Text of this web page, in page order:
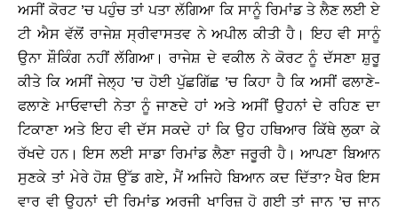
ਅਸੀਂ ਕੋਰਟ ’ਚ ਪਹੁੰਚ ਤਾਂ ਪਤਾ ਲੱਗਿਆ ਕਿ ਸਾਨੂੰ ਰਿਮਾਂਡ ਤੇ ਲੈਣ ਲਈ ਏ
ਟੀ ਐਸ ਵੱਲੋਂ ਰਾਜੇਸ਼ ਸ੍ਰੀਵਾਸਤਵ ਨੇ ਅਪੀਲ ਕੀਤੀ ਹੈ। ਇਹ ਵੀ ਸਾਨੂੰ
ਉਨਾ ਸ਼ੌਕਿੰਗ ਨਹੀਂ ਲੱਗਿਆ। ਰਾਜੇਸ਼ ਦੇ ਵਕੀਲ ਨੇ ਕੋਰਟ ਨੂੰ ਦੱਸਣਾ ਸ਼ੁਰੂ
ਕੀਤੇ ਕਿ ਅਸੀਂ ਜੇਲ੍ਹ ’ਚ ਹੋਈ ਪੁੱਛਗਿੱਛ ’ਚ ਕਿਹਾ ਹੈ ਕਿ ਅਸੀਂ ਫਲਾਣੇ-
ਫਲਾਣੇ ਮਾਓਵਾਦੀ ਨੇਤਾ ਨੂੰ ਜਾਣਦੇ ਹਾਂ ਅਤੇ ਅਸੀਂ ਉਹਨਾਂ ਦੇ ਰਹਿਣ ਦਾ
ਟਿਕਾਣਾ ਅਤੇ ਇਹ ਵੀ ਦੱਸ ਸਕਦੇ ਹਾਂ ਕਿ ਉਹ ਹਥਿਆਰ ਕਿੱਥੇ ਲੁਕਾ ਕੇ
ਰੱਖਦੇ ਹਨ। ਇਸ ਲਈ ਸਾਡਾ ਰਿਮਾਂਡ ਲੈਣਾ ਜਰੂਰੀ ਹੈ। ਆਪਣਾ ਬਿਆਨ
ਸੁਣਕੇ ਤਾਂ ਮੇਰੇ ਹੋਸ਼ ਉੱਡ ਗਏ, ਮੈਂ ਅਜਿਹੇ ਬਿਆਨ ਕਦ ਦਿੱਤਾ? ਖੈਰ ਇਸ
ਵਾਰ ਵੀ ਉਹਨਾਂ ਦੀ ਰਿਮਾਂਡ ਅਰਜੀ ਖਾਰਿਜ਼ ਹੋ ਗਈ ਤਾਂ ਜਾਨ ’ਚ ਜਾਨ